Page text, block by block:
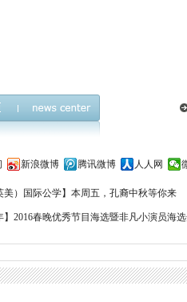
新浪微博 腾讯微博 人人网
美）国际公学】本周五，孔裔中秋等你来
】2016春晚优秀节目海选暨非凡小演员海